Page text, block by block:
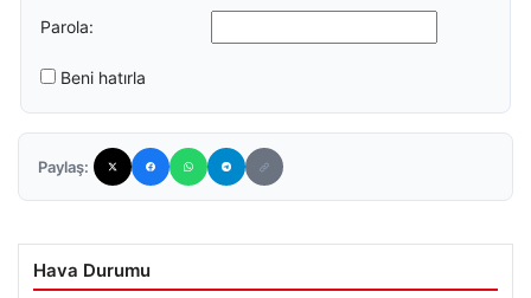
Parola:
Beni hatırla
Paylaş:
Hava Durumu